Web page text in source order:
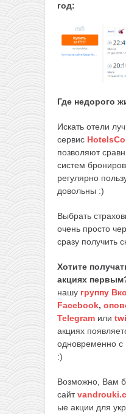
год:
Где недорого
Искать отели
сервис
позволяют
систем
регулярно
довольны :)
Выбрать
очень просто
сразу получить
Хотите
акциях
нашу группу
Facebook,
Telegram или
акциях
одновременно с
:)
Возможно, Вам
сайт
ые акции для